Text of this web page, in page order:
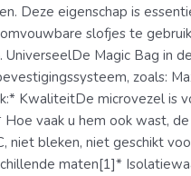
Deze eigenschap is
slofjes te
UniverseelDe Magic Bag in
zoals:
KwaliteitDe microvezel is
Hoe vaak u hem ook wast,
niet bleken, niet geschikt
maten[1]*